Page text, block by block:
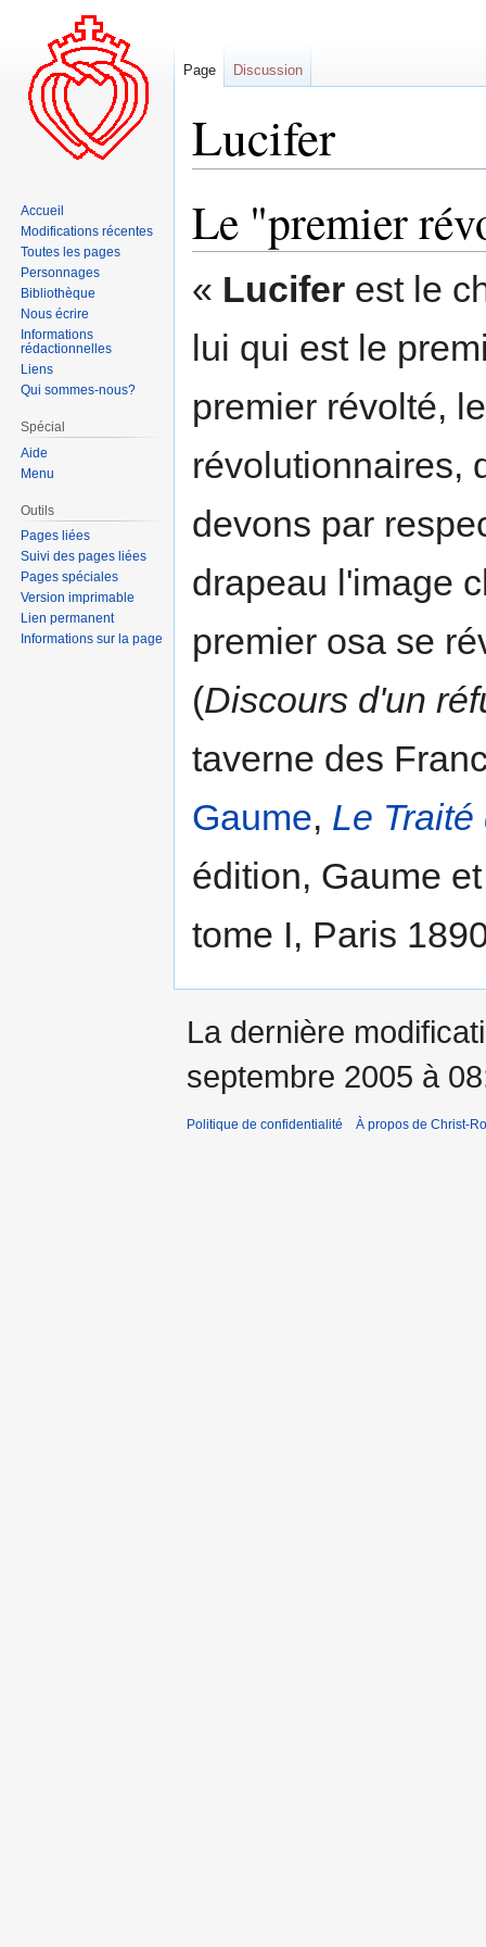
Lucifer
la
navigation
la
recherche
Le "premier
« Lucifer est le
lui qui est le
premier révolté,
révolutionnaires,
devons par
drapeau l'image
premier osa se
(Discours d'un
taverne des
Gaume, Le
édition, Gaume
tome I, Paris
Page Discussion
Accueil
Modifications récentes
Toutes les pages
Personnages
Bibliothèque
Nous écrire
Informations
rédactionnelles
Liens
Qui sommes-nous?
Spécial
Aide
Menu
Outils
Pages liées
Suivi des pages liées
Pages spéciales
Version imprimable
Lien permanent
Informations sur la page
La dernière
septembre 2005 à
Politique de confidentialité À propos de Christ-